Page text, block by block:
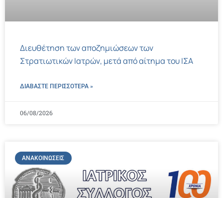
Διευθέτηση των αποζημιώσεων των
Στρατιωτικών Ιατρών, μετά από αίτημα του ΙΣΑ
ΔΙΑΒΑΣΤΕ ΠΕΡΙΣΣΌΤΕΡΑ »
06/08/2026
ΑΝΑΚΟΙΝΏΣΕΙΣ